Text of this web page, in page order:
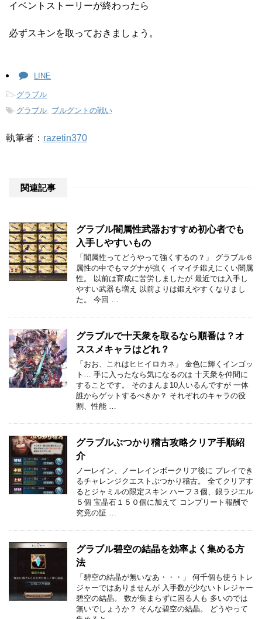
イベントストーリーが終わったら
必ずスキンを取っておきましょう。
LINE
-グラブル
-グラブル, ブルグントの戦い
執筆者： razetin370
関連記事
グラブル闇属性武器おすすめ初心者でも
入手しやすいもの
「闇属性ってどうやって強くするの？」 グラブル６
属性の中でもマグナが強く イマイチ鍛えにくい闇属
性。 以前は育成に苦労しましたが 最近では入手し
やすい武器も増え 以前よりは鍛えやすくなりまし
た。 今回 …
グラブルで十天衆を取るなら順番は？オ
ススメキャラはどれ？
「おお、これはヒヒイロカネ」 金色に輝くインゴッ
ト… 手に入ったなら気になるのは 十天衆を仲間に
することです。 そのまんま10人いるんですが 一体
誰からゲットするべきか？ それぞれのキャラの役
割、性能 …
グラブルぶつかり稽古攻略クリア手順紹
介
ノーレイン、ノーレインボークリア後に プレイでき
るチャレンジクエストぶつかり稽古。 全てクリアす
るとジャミルの限定スキン ハーフ３個、銀ラジエル
５個 宝晶石１５０個に加えて コンプリート報酬で
究竟の証 …
グラブル碧空の結晶を効率よく集める方
法
「碧空の結晶が無いなあ・・・」 何千個も使うトレ
ジャーではありませんが 入手数が少ないトレジャー
碧空の結晶。 数が集まらずに困る人も 多いのでは
無いでしょうか？ そんな碧空の結晶。 どうやって